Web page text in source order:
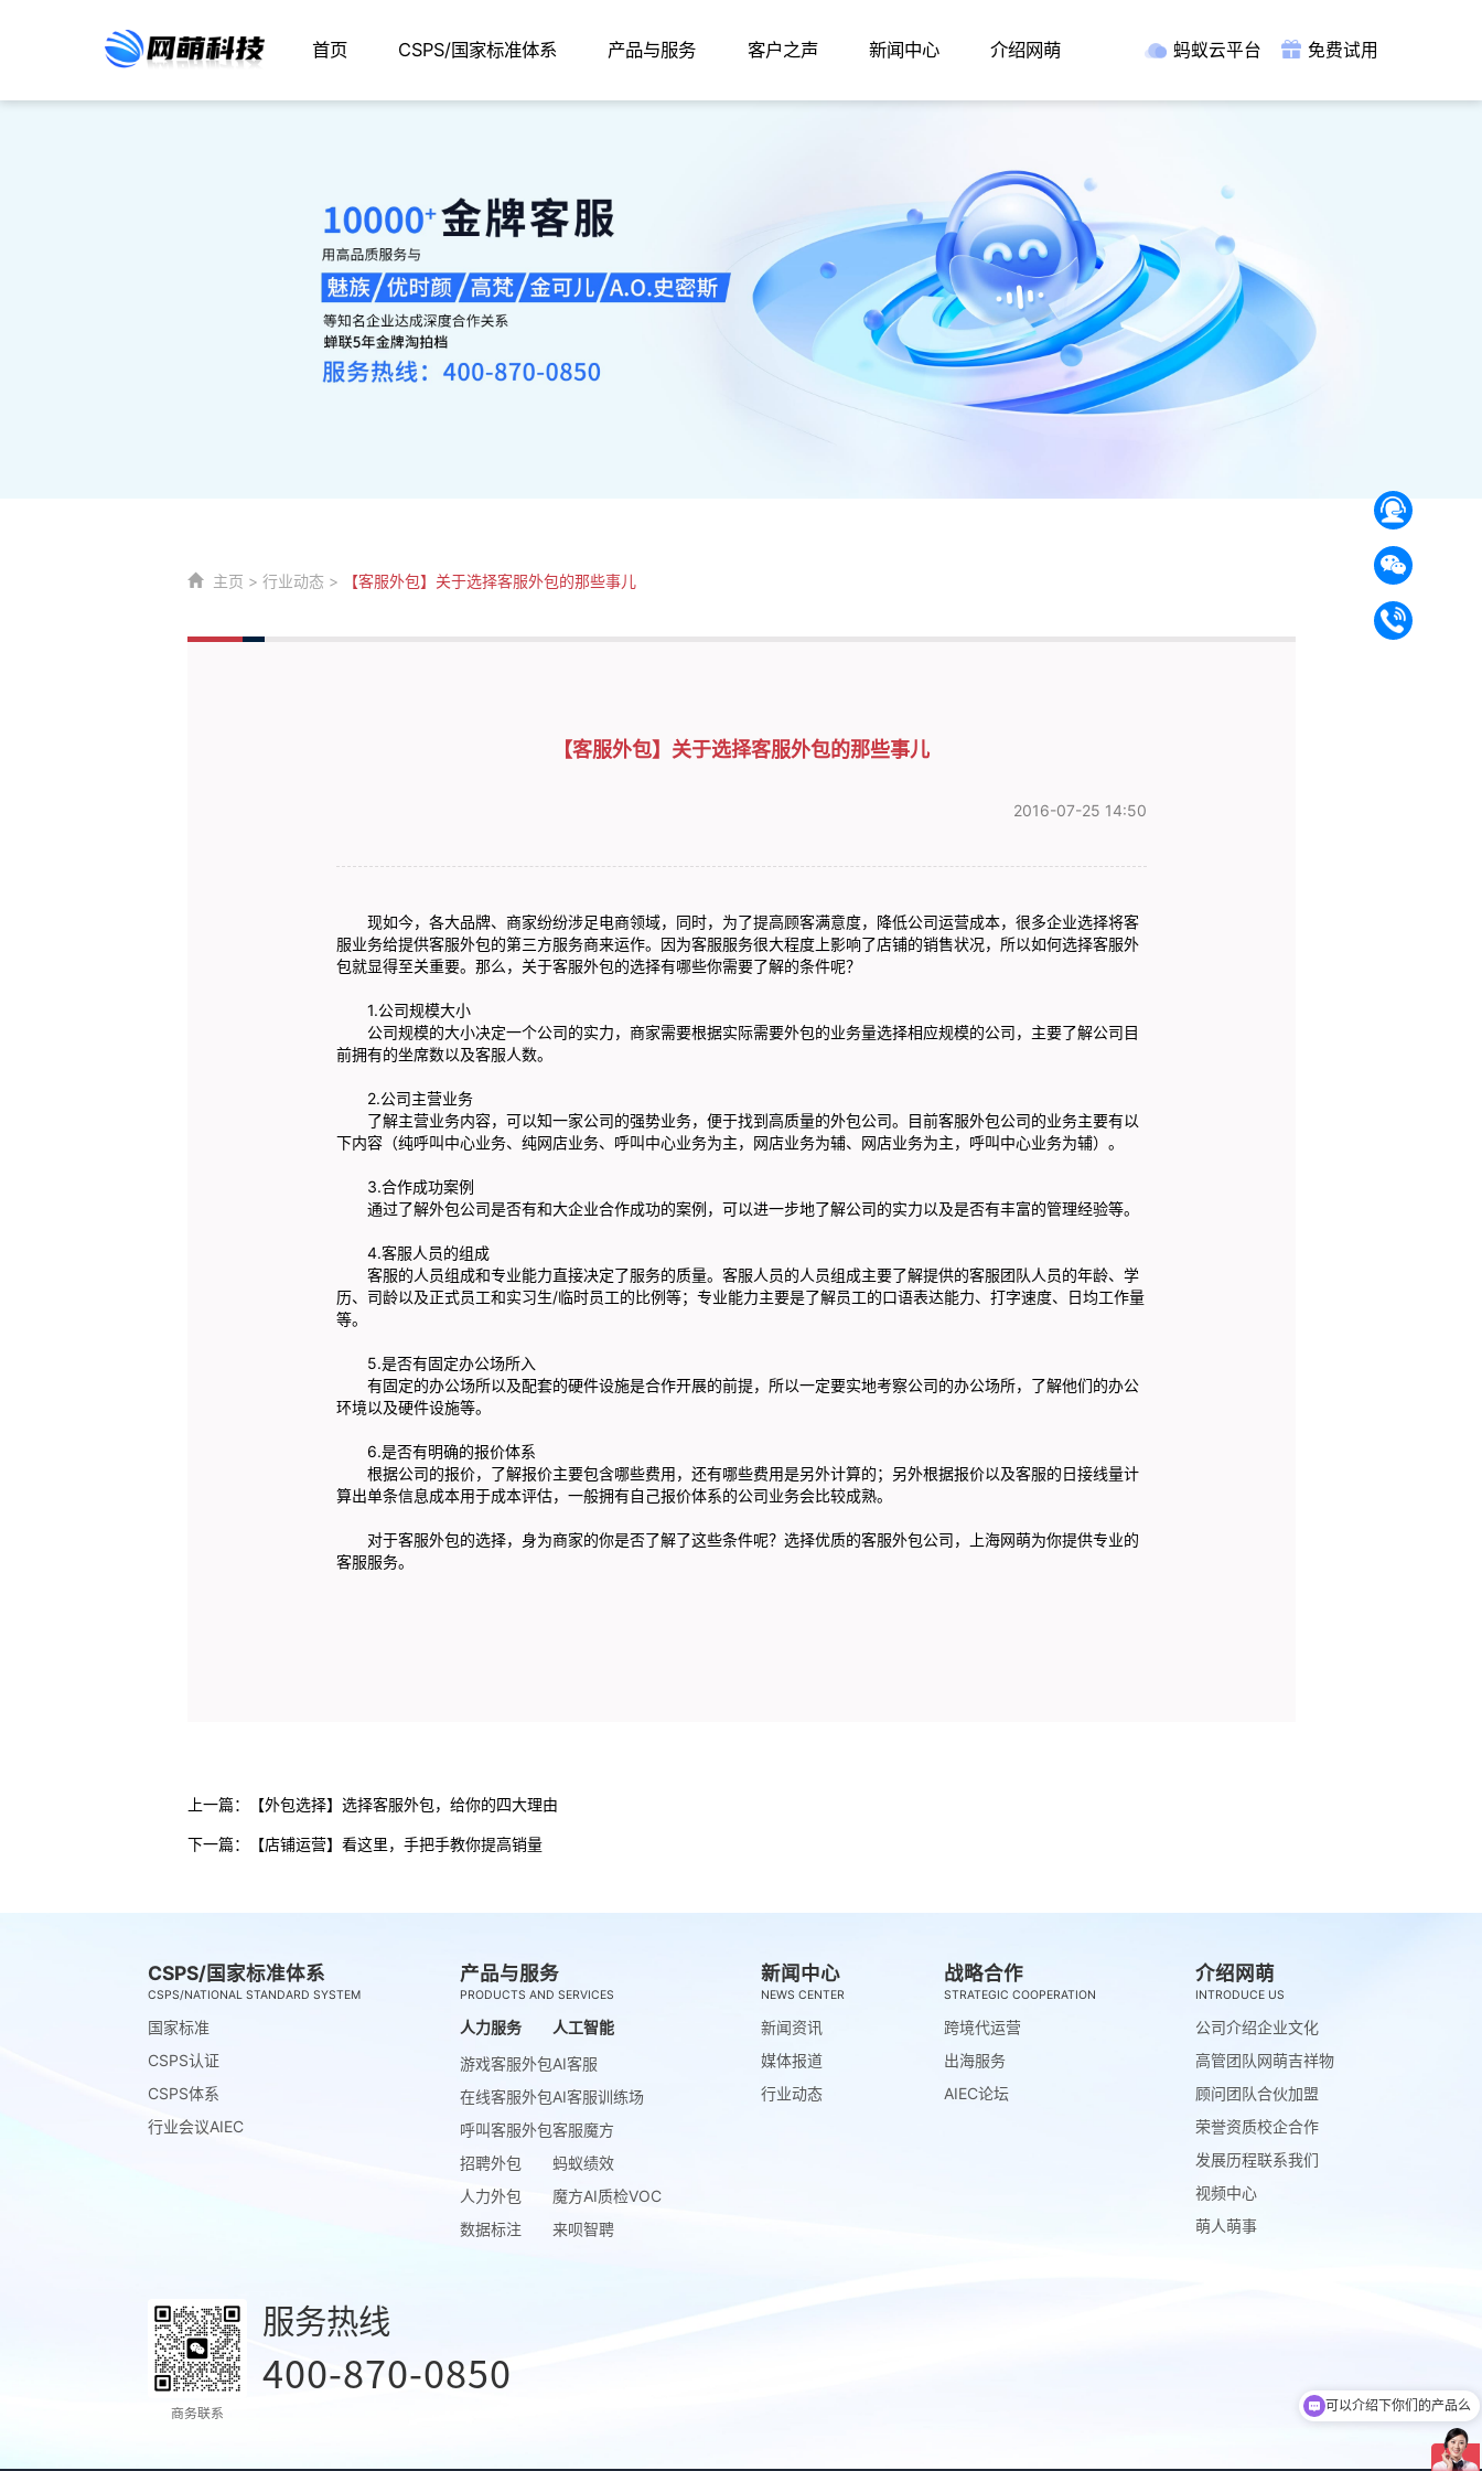
首页 CSPS/国家标准体系 产品与服务 客户之声 新闻中心 介绍网萌 蚂蚁云平台 免费试用
主页 > 行业动态 > 【客服外包】关于选择客服外包的那些事儿
【客服外包】关于选择客服外包的那些事儿
2016-07-25 14:50
现如今，各大品牌、商家纷纷涉足电商领域，同时，为了提高顾客满意度，降低公司运营成本，很多企业选择将客
服业务给提供客服外包的第三方服务商来运作。因为客服服务很大程度上影响了店铺的销售状况，所以如何选择客服外
包就显得至关重要。那么，关于客服外包的选择有哪些你需要了解的条件呢？
1.公司规模大小
公司规模的大小决定一个公司的实力，商家需要根据实际需要外包的业务量选择相应规模的公司，主要了解公司目
前拥有的坐席数以及客服人数。
2.公司主营业务
了解主营业务内容，可以知一家公司的强势业务，便于找到高质量的外包公司。目前客服外包公司的业务主要有以
下内容（纯呼叫中心业务、纯网店业务、呼叫中心业务为主，网店业务为辅、网店业务为主，呼叫中心业务为辅）。
3.合作成功案例
通过了解外包公司是否有和大企业合作成功的案例，可以进一步地了解公司的实力以及是否有丰富的管理经验等。
4.客服人员的组成
客服的人员组成和专业能力直接决定了服务的质量。客服人员的人员组成主要了解提供的客服团队人员的年龄、学
历、司龄以及正式员工和实习生/临时员工的比例等；专业能力主要是了解员工的口语表达能力、打字速度、日均工作量
等。
5.是否有固定办公场所入
有固定的办公场所以及配套的硬件设施是合作开展的前提，所以一定要实地考察公司的办公场所，了解他们的办公
环境以及硬件设施等。
6.是否有明确的报价体系
根据公司的报价，了解报价主要包含哪些费用，还有哪些费用是另外计算的；另外根据报价以及客服的日接线量计
算出单条信息成本用于成本评估，一般拥有自己报价体系的公司业务会比较成熟。
对于客服外包的选择，身为商家的你是否了解了这些条件呢？选择优质的客服外包公司，上海网萌为你提供专业的
客服服务。
上一篇： 【外包选择】选择客服外包，给你的四大理由
下一篇： 【店铺运营】看这里，手把手教你提高销量
CSPS/国家标准体系
CSPS/NATIONAL STANDARD SYSTEM
国家标准
CSPS认证
CSPS体系
行业会议AIEC
产品与服务
PRODUCTS AND SERVICES
人力服务
游戏客服外包
在线客服外包
呼叫客服外包
招聘外包
人力外包
数据标注
人工智能
AI客服
AI客服训练场
客服魔方
蚂蚁绩效
魔方AI质检VOC
来呗智聘
新闻中心
NEWS CENTER
新闻资讯
媒体报道
行业动态
战略合作
STRATEGIC COOPERATION
跨境代运营
出海服务
AIEC论坛
介绍网萌
INTRODUCE US
公司介绍
高管团队
顾问团队
荣誉资质
发展历程
视频中心
萌人萌事
企业文化
网萌吉祥物
合伙加盟
校企合作
联系我们
商务联系
服务热线
400-870-0850
可以介绍下你们的产品么